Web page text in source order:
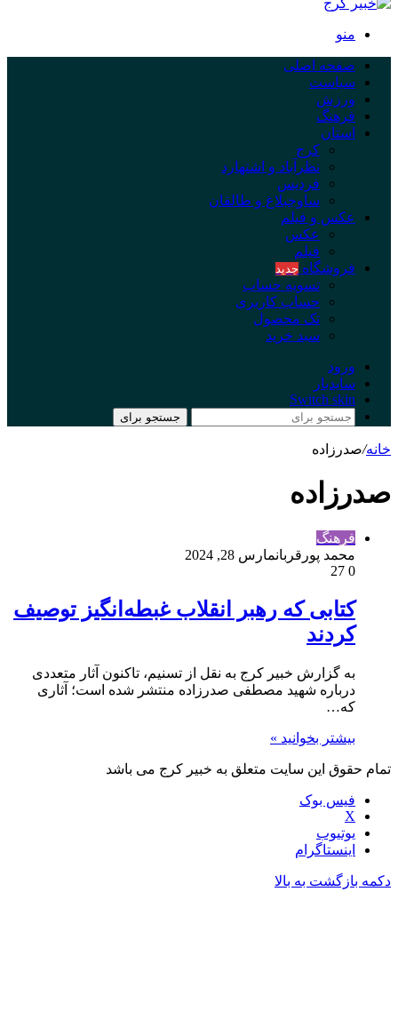
منو
صفحه اصلی
سیاست
ورزش
فرهنگ
استان
کرج
نظرآباد و اشتهارد
فردیس
ساوجبلاغ و طالقان
عکس و فیلم
عکس
فیلم
فروشگاه جدید
تسویه حساب
حساب کاربری
تک محصول
سبد خرید
ورود
سایدبار
Switch skin
جستجو برای
خانه/صدرزاده
صدرزاده
فرهنگ
محمد پورقربانمارس 28, 2024
0
کتابی که رهبر انقلاب غبطه‌انگیز توصیف
کردند
به گزارش خبیر کرج به نقل از تسنیم، تاکنون آثار متعددی
درباره شهید مصطفی صدرزاده منتشر شده است؛ آثاری
که…
بیشتر بخوانید »
تمام حقوق این سایت متعلق به خبیر کرج می باشد
فیس بوک
X
یوتیوب
اینستاگرام
دکمه بازگشت به بالا